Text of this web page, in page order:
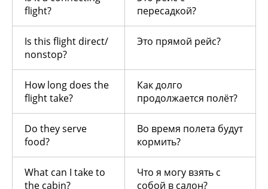
flight?
пересадкой?
Is this flight direct/
nonstop?
Это прямой рейс?
How long does the
flight take?
Как долго
продолжается полёт?
Do they serve
food?
Во время полета будут
кормить?
What can I take to
the cabin?
Что я могу взять с
собой в салон?